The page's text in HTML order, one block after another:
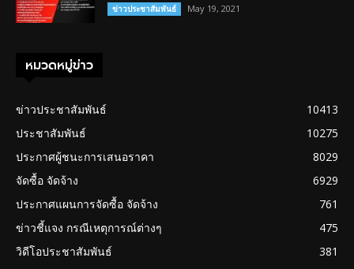
ข่าวประชาสัมพันธ์ May 19, 2021
หมวดหมู่ข่าว
ข่าวประชาสัมพันธ์
10413
ประชาสัมพันธ์
10275
ประกาศผู้ชนะการเสนอราคา
8029
จัดซื้อ จัดจ้าง
6929
ประกาศแผนการจัดซื้อ จัดจ้าง
761
ข่าวชี้แจง กรณีเหตุการณ์ต่างๆ
475
วิดีโอประชาสัมพันธ์
381